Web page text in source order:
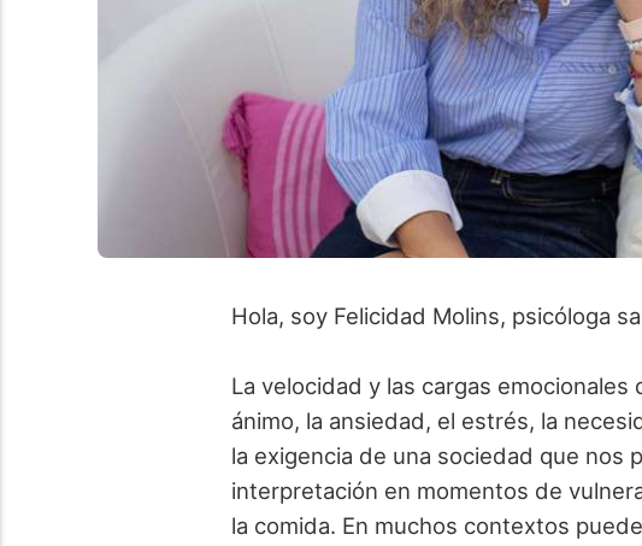
Hola, soy Felicidad Molins, psicóloga
La velocidad y las cargas
ánimo, la ansiedad, el estrés, la
la exigencia de una sociedad que
interpretación en momentos de
la comida. En muchos contextos